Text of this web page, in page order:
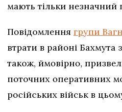
мають тільки незначний
Повідомлення групи
втрати в районі Бахмута
також, ймовірно,
поточних оперативних
російських військ в